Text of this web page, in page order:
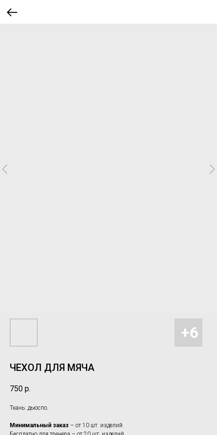
ЧЕХОЛ ДЛЯ МЯЧА
750 р.
Ткань: дьюспо.
Минимальный заказ – от 10 шт. изделий.